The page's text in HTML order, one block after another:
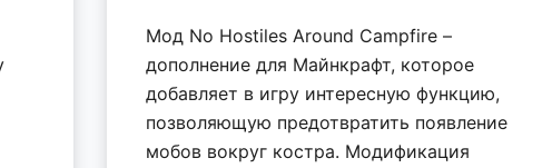
Мод No Hostiles Around Campfire –
дополнение для Майнкрафт, которое
добавляет в игру интересную функцию,
позволяющую предотвратить появление
мобов вокруг костра. Модификация